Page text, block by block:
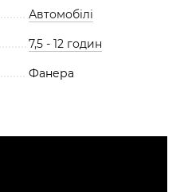
Автомобілі
7,5 - 12 годин
Фанера